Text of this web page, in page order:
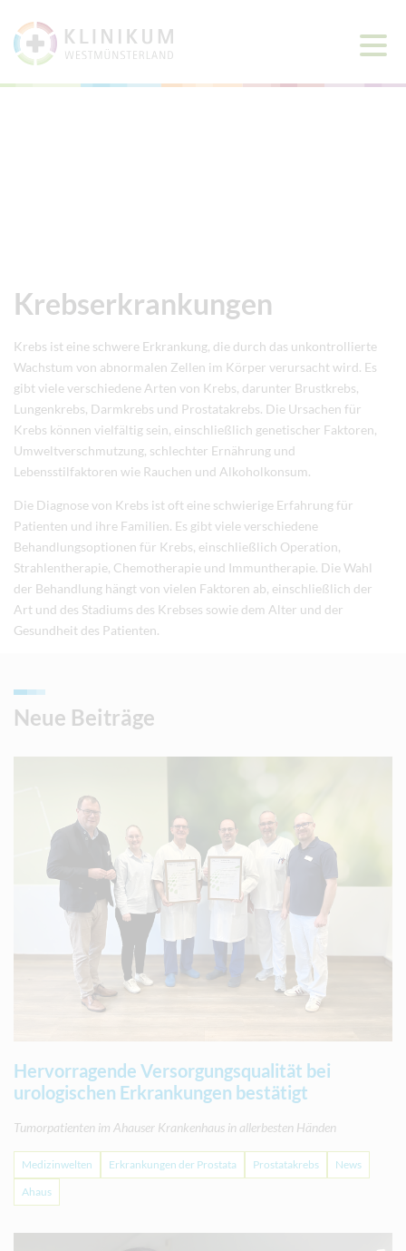
Krebserkrankungen
Krebs ist eine schwere Erkrankung, die durch das unkontrollierte
Wachstum von abnormalen Zellen im Körper verursacht wird. Es
gibt viele verschiedene Arten von Krebs, darunter Brustkrebs,
Lungenkrebs, Darmkrebs und Prostatakrebs. Die Ursachen für
Krebs können vielfältig sein, einschließlich genetischer Faktoren,
Umweltverschmutzung, schlechter Ernährung und
Lebensstilfaktoren wie Rauchen und Alkoholkonsum.
Die Diagnose von Krebs ist oft eine schwierige Erfahrung für
Patienten und ihre Familien. Es gibt viele verschiedene
Behandlungsoptionen für Krebs, einschließlich Operation,
Strahlentherapie, Chemotherapie und Immuntherapie. Die Wahl
der Behandlung hängt von vielen Faktoren ab, einschließlich der
Art und des Stadiums des Krebses sowie dem Alter und der
Gesundheit des Patienten.
Neue Beiträge
Hervorragende Versorgungsqualität bei
urologischen Erkrankungen bestätigt
Tumorpatienten im Ahauser Krankenhaus in allerbesten Händen
Medizinwelten Erkrankungen der Prostata Prostatakrebs
News
Ahaus